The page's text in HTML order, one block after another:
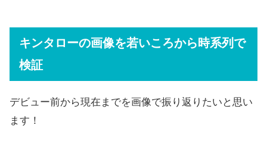
キンタローの画像を若いころから時系列で
検証
デビュー前から現在までを画像で振り返りたいと思い
ます！